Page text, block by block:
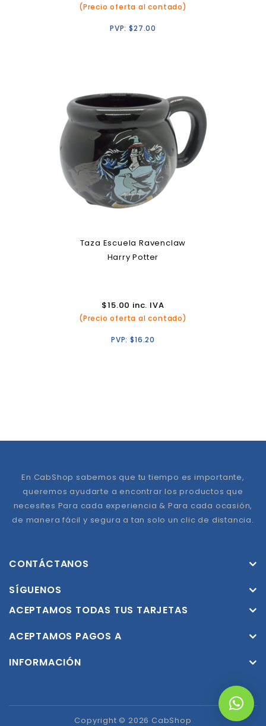
(Precio oferta al contado)
PVP:$27.00
Taza Escuela Ravenclaw
Harry Potter
$15.00 inc. IVA
(Precio oferta al contado)
PVP:$16.20
En CabShop sabemos que tu tiempo es importante,
queremos ayudarte a encontrar los productos que
necesites Para cada experiencia & Para cada ocasión,
de manera fácil y segura a tan solo un clic de distancia.
CONTÁCTANOS
SÍGUENOS
ACEPTAMOS TODAS TUS TARJETAS
ACEPTAMOS PAGOS A
INFORMACIÓN
Copyright © 2026 CabShop